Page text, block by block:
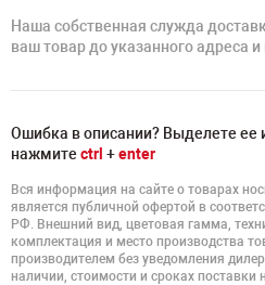
Наша собственная служда
ваш товар до указанного адреса и
Ошибка в описании? Выделете ее
нажмите ctrl +enter
Вся информация на сайте о товарах
является публичной офертой в
РФ. Внешний вид, цветовая гамма,
комплектация и место производства
производителем без уведомления
наличии, стоимости и сроках поставки